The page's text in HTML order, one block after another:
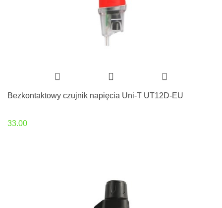
Bezkontaktowy czujnik napięcia Uni-T UT12D-EU
33.00